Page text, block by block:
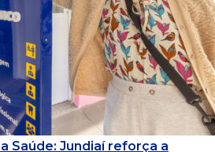
Saúde: Jundiaí reforça a